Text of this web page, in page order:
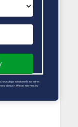
wysyłając wiadomość na adres
danych. Więcej informacji w